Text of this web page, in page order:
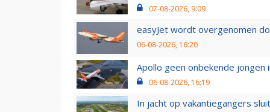
07-08-2026, 9:09
easyJet wordt overgenomen
06-08-2026, 16:20
Apollo geen onbekende jongen
06-08-2026, 16:19
In jacht op vakantiegangers